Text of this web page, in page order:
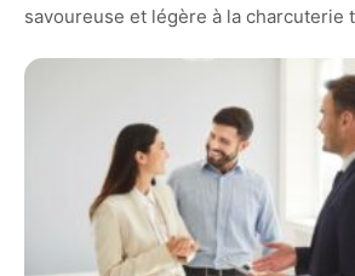
savoureuse et légère à la charcuterie